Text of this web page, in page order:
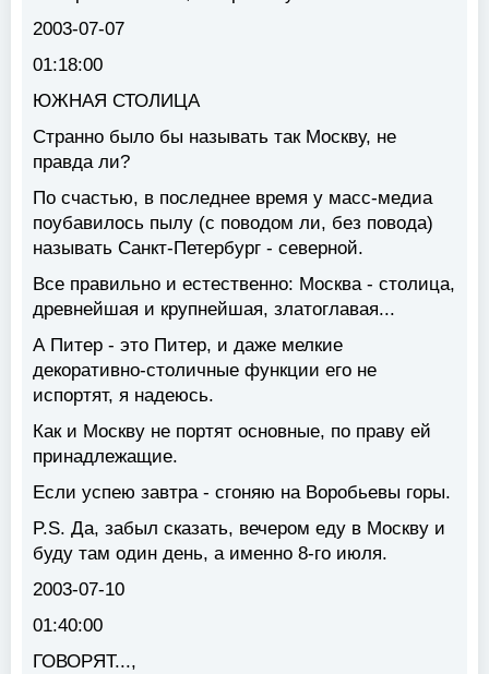
2003-07-07
01:18:00
ЮЖНАЯ СТОЛИЦА
Странно было бы называть так Москву, не
правда ли?
По счастью, в последнее время у масс-медиа
поубавилось пылу (с поводом ли, без повода)
называть Санкт-Петербург - северной.
Все правильно и естественно: Москва - столица,
древнейшая и крупнейшая, златоглавая...
А Питер - это Питер, и даже мелкие
декоративно-столичные функции его не
испортят, я надеюсь.
Как и Москву не портят основные, по праву ей
принадлежащие.
Если успею завтра - сгоняю на Воробьевы горы.
P.S. Да, забыл сказать, вечером еду в Москву и
буду там один день, а именно 8-го июля.
2003-07-10
01:40:00
ГОВОРЯТ...,